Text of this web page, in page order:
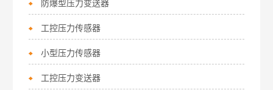
防爆型压力变送器
工控压力传感器
小型压力传感器
工控压力变送器